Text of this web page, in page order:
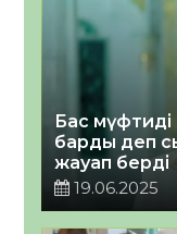
Бас мүфтиді
барды деп
жауап берді
19.06.2025